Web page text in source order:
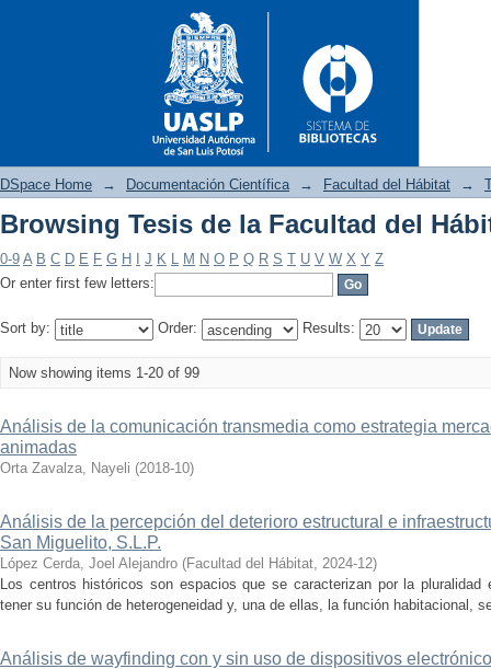
Browsing Tesis de la
DSpace Home → Documentación Científica → Facultad del Hábitat →
Browsing Tesis de la Facultad del
0-9 A B C D E F G H J K L M N O P Q R S T U V W X Y Z
Or enter first few letters:
Sort by: Order: Results:
Now showing items 1-20 of 99
Análisis de la comunicación transmedia como estrategia
animadas
Orta Zavalza, Nayeli (2018-10)
Análisis de la percepción del deterioro estructural e
San Miguelito, S.L.P.
López Cerda, Joel Alejandro (Facultad del Hábitat, 2024-12)
Los centros históricos son espacios que se caracterizan por la
tener su función de heterogeneidad y, una de ellas, la función habitacional,
Análisis de wayfinding con y sin uso de dispositivos